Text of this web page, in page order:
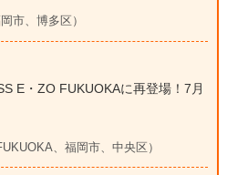
市、博多区）
E・ZO FUKUOKAに再登場！7月
、福岡市、中央区）